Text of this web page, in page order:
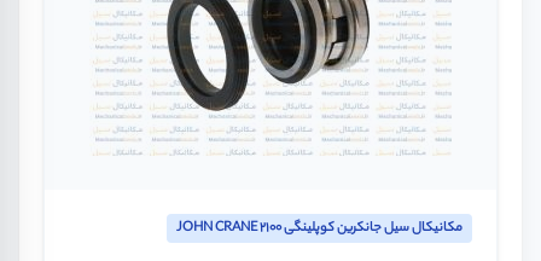
مکانیکال سیل جانکرین کوپلینگی JOHN CRANE 2100